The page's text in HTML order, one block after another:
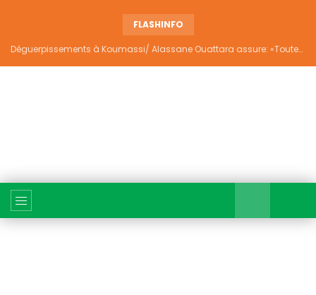
FLASHINFO
Déguerpissements à Koumassi/ Alassane Ouattara assure: «Toutes les responsabilités seront établies et elles donneront lieu aux sanctions prévues par la loi»